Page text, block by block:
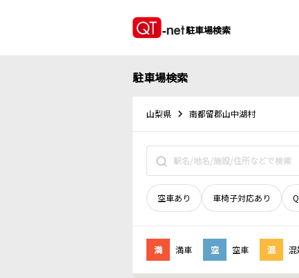
駐車場検索
駐車場検索
山梨県 南都留郡山中湖村
空車あり 車椅子対応あり
満 満車 空 空車 混 混